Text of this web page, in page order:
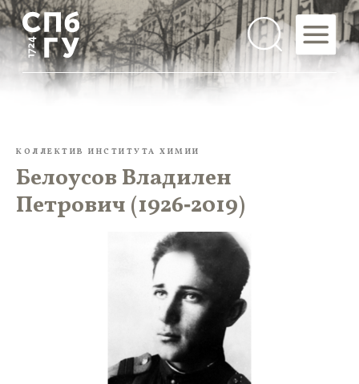
КОЛЛЕКТИВ ИНСТИТУТА ХИМИИ
Белоусов Владилен
Петрович (1926‑2019)